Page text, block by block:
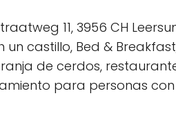
11, 3956 CH
castillo, Bed &
de cerdos,
para personas